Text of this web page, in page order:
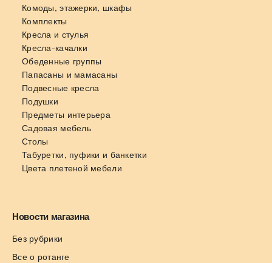
Комоды, этажерки, шкафы
Комплекты
Кресла и стулья
Кресла-качалки
Обеденные группы
Папасаны и мамасаны
Подвесные кресла
Подушки
Предметы интерьера
Садовая мебель
Столы
Табуретки, пуфики и банкетки
Цвета плетеной мебели
Новости магазина
Без рубрики
Все о ротанге